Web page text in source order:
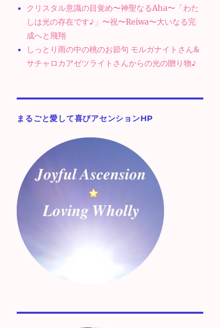
クリスタル意識の目覚め〜神聖なるAha〜「わた
しは光の存在です♪」〜祝〜Reiwa〜大いなる完
成へと飛翔
しっとり雨の中の桃のお節句 モルガナイトさん&
サチャロカアゼツライトさんからの光の贈り物♪
まるごと愛して喜びアセンションHP